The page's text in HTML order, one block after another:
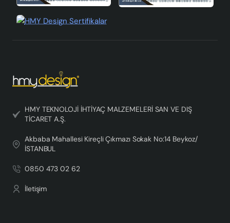
HMY TEKNOLOJİ İHTİYAÇ MALZEMELERİ SAN VE DIŞ
TİCARET A.Ş.
Akbaba Mahallesi Kireçli Çıkmazı Sokak No:14 Beykoz/
İSTANBUL
0850 473 02 62
İletişim